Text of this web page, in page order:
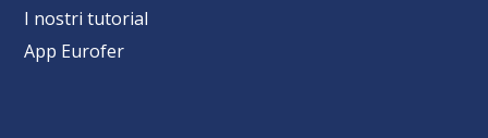
I nostri tutorial
App Eurofer